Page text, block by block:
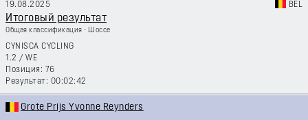
19.08.2025 BEL
Итоговый результат
Общая классификация - Шоссе
CYNISCA CYCLING
1.2 / WE
76
00:02:42
Grote Prijs Yvonne Reynders